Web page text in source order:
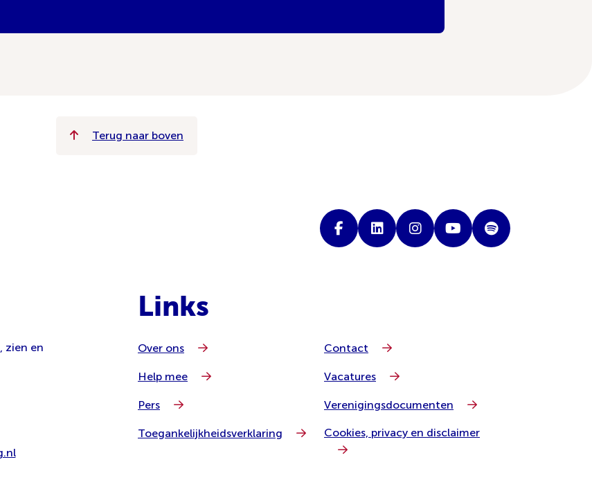
Terug naar boven
zien en
Links
Over ons Contact
Help mee Vacatures
Pers Verenigingsdocumenten
Toegankelijkheidsverklaring Cookies, privacy en disclaimer